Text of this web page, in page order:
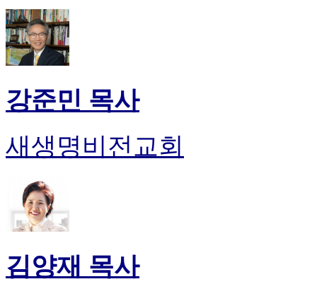
강준민 목사
새생명비전교회
김양재 목사